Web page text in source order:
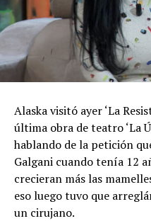
Alaska visitó ayer ‘La
última obra de teatro ‘La
hablando de la petición
Galgani cuando tenía 12
crecieran más las
eso luego tuvo que
un cirujano.